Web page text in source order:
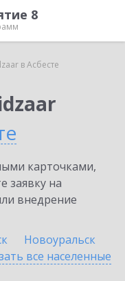
8
в Асбесте
карточками,
заявку на
внедрение
Новоуральск
все населенные